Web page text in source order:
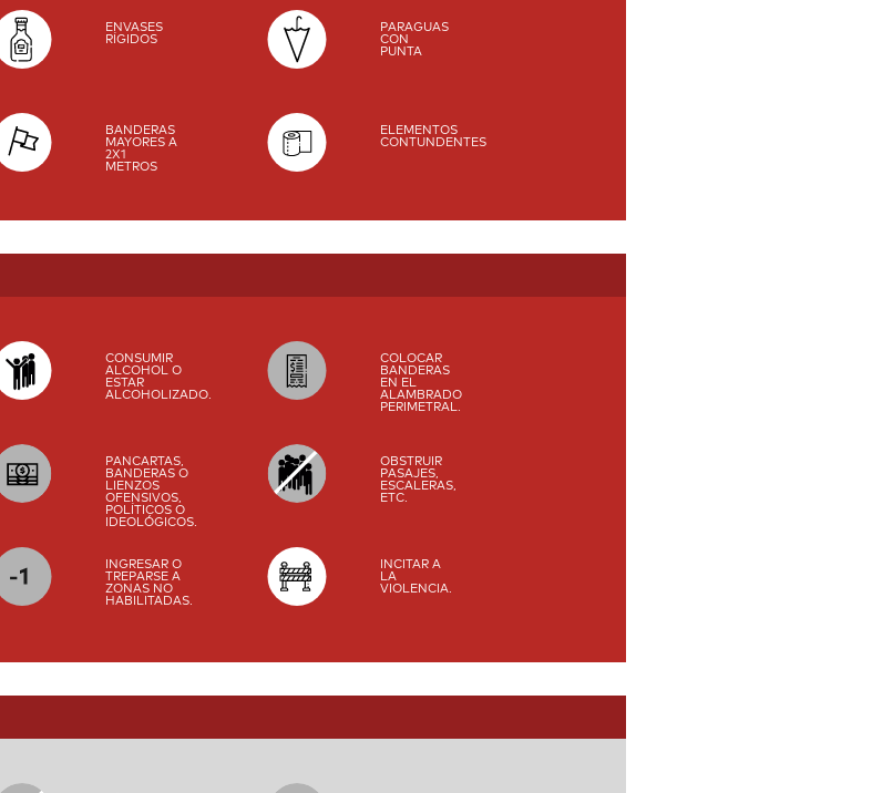
ENVASES
RÍGIDOS
PARAGUAS
CON
PUNTA
BANDERAS
MAYORES A
2X1
METROS
ELEMENTOS
CONTUNDENTES
CONSUMIR
ALCOHOL O
ESTAR
ALCOHOLIZADO.
COLOCAR
BANDERAS
EN EL
ALAMBRADO
PERIMETRAL.
PANCARTAS,
BANDERAS O
LIENZOS
OFENSIVOS,
POLÍTICOS O
IDEOLÓGICOS.
OBSTRUIR
PASAJES,
ESCALERAS,
ETC.
INGRESAR O
TREPARSE A
ZONAS NO
HABILITADAS.
INCITAR A
LA
VIOLENCIA.